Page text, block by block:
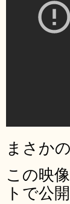
まさか
この映
トで公